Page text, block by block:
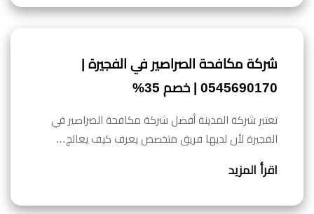
شركة مكافحة الصراصير في الفجيرة |
0545690170 | خصم 35%
تعتبر شركة المدينة أفضل شركة مكافحة الصراصير في
الفجيرة لأن لديها فريق متخصص يعرف كيف يعالج…
اقرأ المزيد